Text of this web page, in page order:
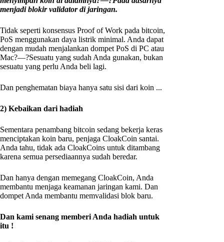
menjadi blokir validator di jaringan.
Tidak seperti konsensus Proof of Work pada bitcoin,
PoS menggunakan daya listrik minimal. Anda dapat
dengan mudah menjalankan dompet PoS di PC atau
Mac?—?Sesuatu yang sudah Anda gunakan, bukan
sesuatu yang perlu Anda beli lagi.
Dan penghematan biaya hanya satu sisi dari koin ...
2) Kebaikan dari hadiah
Sementara penambang bitcoin sedang bekerja keras
menciptakan koin baru, penjaga CloakCoin santai.
Anda tahu, tidak ada CloakCoins untuk ditambang
karena semua persediaannya sudah beredar.
Dan hanya dengan memegang CloakCoin, Anda
membantu menjaga keamanan jaringan kami. Dan
dompet Anda membantu memvalidasi blok baru.
Dan kami senang memberi Anda hadiah untuk
itu !